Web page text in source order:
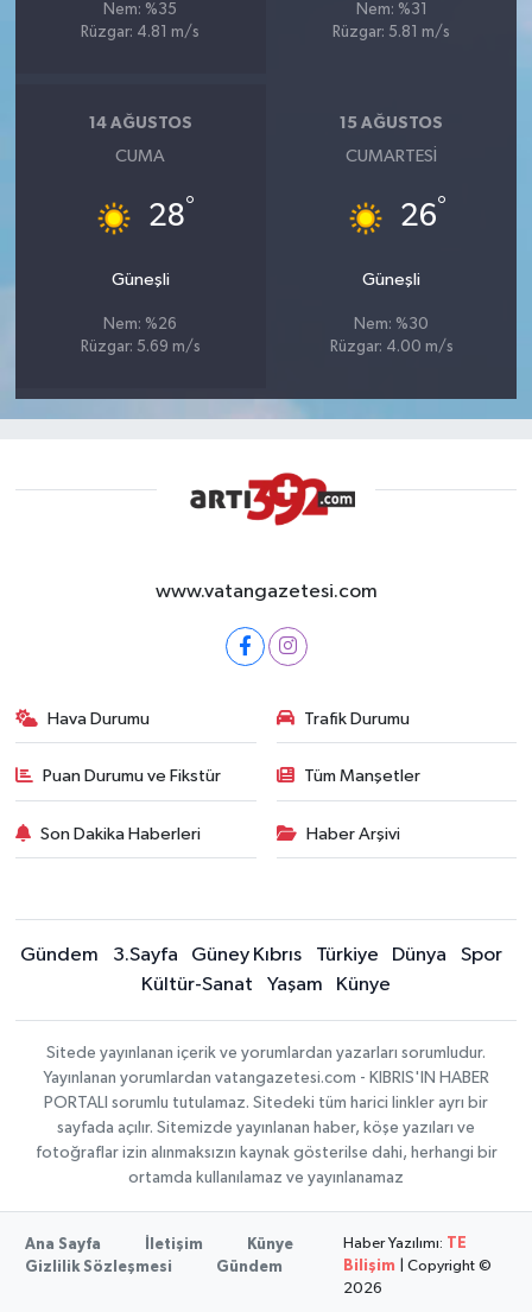
Nem: %35
Rüzgar: 4.81 m/s
Nem: %31
Rüzgar: 5.81 m/s
14 AĞUSTOS
CUMA
28°
Güneşli
Nem: %26
Rüzgar: 5.69 m/s
15 AĞUSTOS
CUMARTESI
26°
Güneşli
Nem: %30
Rüzgar: 4.00 m/s
www.vatangazetesi.com
Hava Durumu Trafik Durumu
Puan Durumu ve Fikstür Tüm Manşetler
Son Dakika Haberleri Haber Arşivi
Gündem 3.Sayfa Güney Kıbrıs Türkiye Dünya
Spor
Kültür-Sanat
Yaşam Künye
Sitede yayınlanan içerik ve yorumlardan yazarları sorumludur.
Yayınlanan yorumlardan vatangazetesi.com - KIBRIS'IN HABER
PORTALI sorumlu tutulamaz. Sitedeki tüm harici linkler ayrı bir
sayfada açılır. Sitemizde yayınlanan haber, köşe yazıları ve
fotoğraflar izin alınmaksızın kaynak gösterilse dahi, herhangi bir
ortamda kullanılamaz ve yayınlanamaz
Ana Sayfa İletişim
Künye
Gizlilik Sözleşmesi
Gündem
Haber Yazılımı:
TE
Bilişim | Copyright ©
2026